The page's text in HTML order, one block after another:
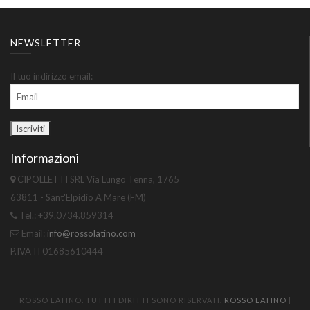
NEWSLETTER
Il tuo indirizzo email:
Informazioni
CIPOLLETTI SRL Via Lungo Tenna, 1765
63811 - Sant'Elpidio A Mare (FM)
Tel.: +39.0734.859314
Email: info@rossolatino.com
P.IVA IT01685610444
ROSSO LATINO. TUTTI I DIRITTI SONO RISERVATI. ROSSO LATINO